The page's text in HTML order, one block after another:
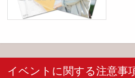
イベントに関する注意事